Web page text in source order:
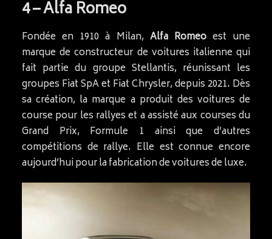
4 – Alfa Romeo
Fondée en 1910 à Milan, Alfa Romeoest une
marque de constructeur de voitures italienne qui
fait partie du groupe Stellantis, réunissant les
groupes Fiat SpA et Fiat Chrysler, depuis 2021. Dès
sa création, la marque a produit des voitures de
course pour les rallyes et a assisté aux courses du
Grand Prix, Formule 1 ainsi que d’autres
compétitions de rallye. Elle est connue encore
aujourd’hui pour la fabrication de voitures de luxe.